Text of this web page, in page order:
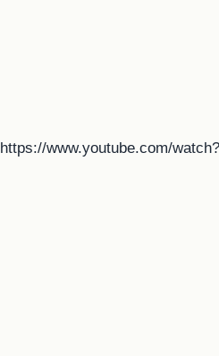
https://www.youtube.com/